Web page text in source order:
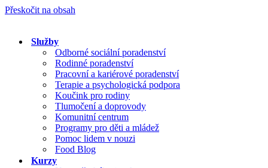
Přeskočit na obsah
Služby
Odborné sociální poradenství
Rodinné poradenství
Pracovní a kariérové poradenství
Terapie a psychologická podpora
Koučink pro rodiny
Tlumočení a doprovody
Komunitní centrum
Programy pro děti a mládež
Pomoc lidem v nouzi
Food Blog
Kurzy